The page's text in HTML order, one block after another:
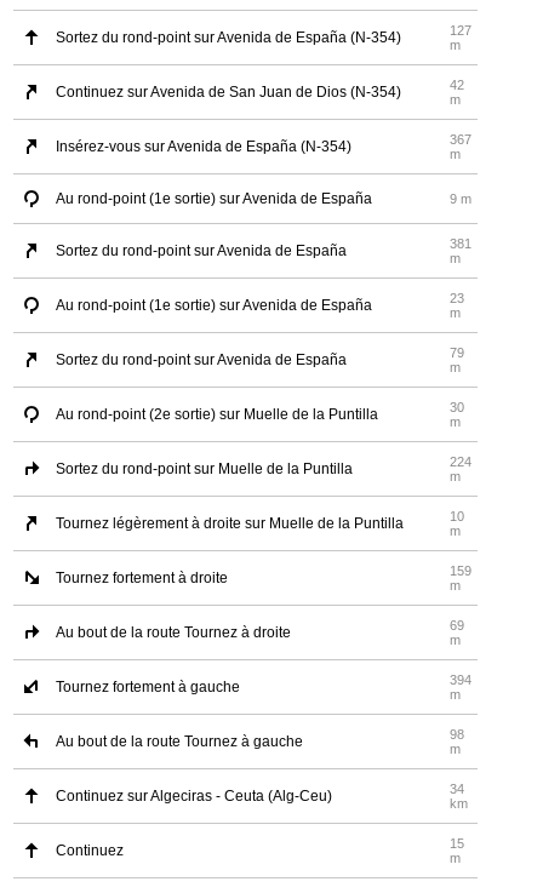
Sortez du rond-point sur Avenida de España (N-354)
127
m
Continuez sur Avenida de San Juan de Dios (N-354)
42
m
Insérez-vous sur Avenida de España (N-354)
367
m
Au rond-point (1e sortie) sur Avenida de España 9 m
Sortez du rond-point sur Avenida de España
381
m
Au rond-point (1e sortie) sur Avenida de España
23
m
Sortez du rond-point sur Avenida de España
79
m
Au rond-point (2e sortie) sur Muelle de la Puntilla
30
m
Sortez du rond-point sur Muelle de la Puntilla
224
m
Tournez légèrement à droite sur Muelle de la Puntilla
10
m
Tournez fortement à droite
159
m
Au bout de la route Tournez à droite
69
m
Tournez fortement à gauche
394
m
Au bout de la route Tournez à gauche
98
m
Continuez sur Algeciras - Ceuta (Alg-Ceu)
34
km
Continuez
15
m